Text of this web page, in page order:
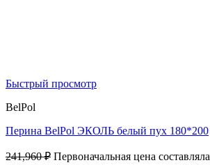
Быстрый просмотр
BelPol
Перина BelPol ЭКОЛЬ белый пух 180*200
241,960₽ Первоначальная цена составляла